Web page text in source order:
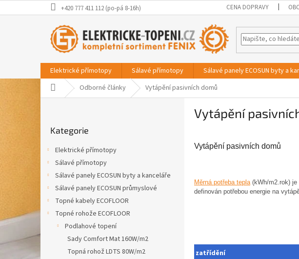
na
+420 777 411 112 (po-pá 8-16h) CENA DOPRAVY
Elektrické přímotopy Sálavé přímotopy Sálavé panely ECOSUN byty a
Domů Odborné články Vytápění pasivních domů
a
e
kategorie
Kategorie
Elektrické přímotopy
Sálavé přímotopy
Sálavé panely ECOSUN byty a kanceláře
Sálavé panely ECOSUN průmyslové
Topné kabely ECOFLOOR
Topné rohože ECOFLOOR
Podlahové topení
Sady Comfort Mat 160W/m2
Topná rohož LDTS 80W/m2
Vytápění
Vytápění pasivních domů
Měrná potřeba tepla (kWh/m2.rok)
definován potřebou energie na
zatřídění